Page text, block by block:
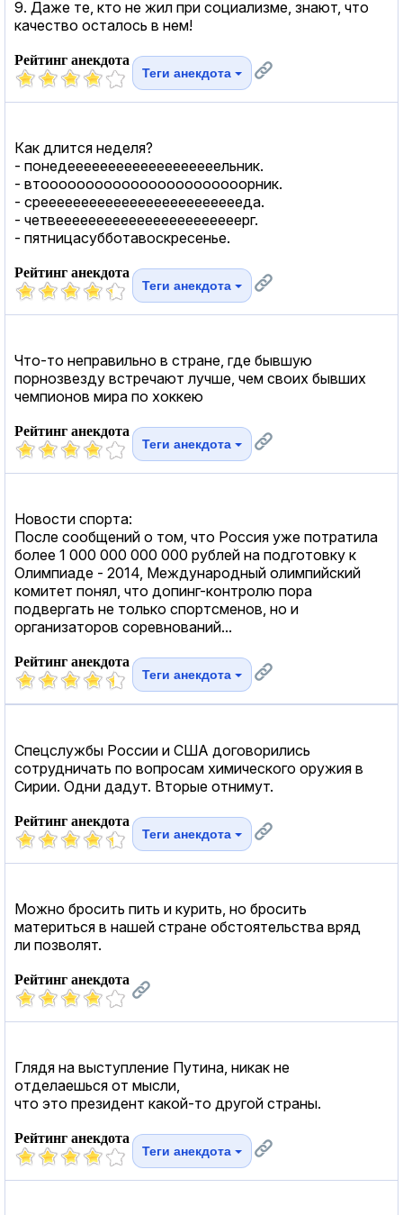
9. Даже те, кто не жил при социализме, знают, что
качество осталось в нем!
Рейтинг анекдота
Теги анекдота
Как длится неделя?
- понедееееееееееееееееееельник.
- втооооооооооооооооооооооорник.
- среееееееееееееееееееееееееда.
- четвееееееееееееееееееееееерг.
- пятницасубботавоскресенье.
Рейтинг анекдота
Теги анекдота
Что-то неправильно в стране, где бывшую
порнозвезду встречают лучше, чем своих бывших
чемпионов мира по хоккею
Рейтинг анекдота
Теги анекдота
Новости спорта:
После сообщений о том, что Россия уже потратила
более 1 000 000 000 000 рублей на подготовку к
Олимпиаде - 2014, Международный олимпийский
комитет понял, что допинг-контролю пора
подвергать не только спортсменов, но и
организаторов соревнований...
Рейтинг анекдота
Теги анекдота
Спецслужбы России и США договорились
сотрудничать по вопросам химического оружия в
Сирии. Одни дадут. Вторые отнимут.
Рейтинг анекдота
Теги анекдота
Можно бросить пить и курить, но бросить
материться в нашей стране обстоятельства вряд
ли позволят.
Рейтинг анекдота
Глядя на выступление Путина, никак не
отделаешься от мысли,
что это президент какой-то другой страны.
Рейтинг анекдота
Теги анекдота